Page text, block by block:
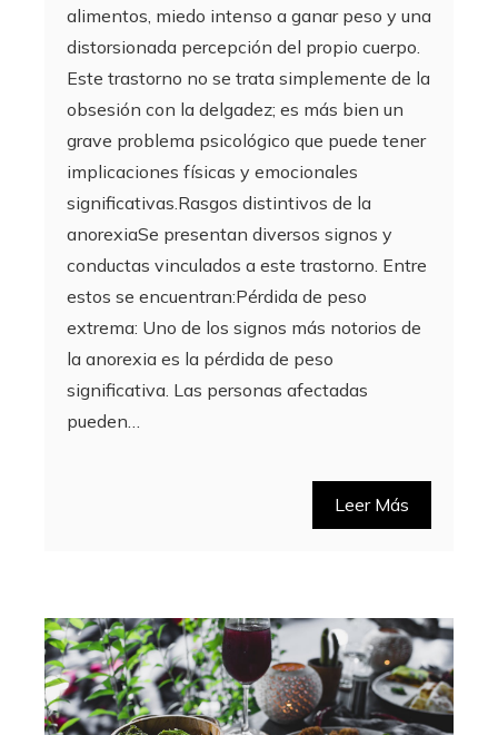
alimentos, miedo intenso a ganar peso y una
distorsionada percepción del propio cuerpo.
Este trastorno no se trata simplemente de la
obsesión con la delgadez; es más bien un
grave problema psicológico que puede tener
implicaciones físicas y emocionales
significativas.Rasgos distintivos de la
anorexiaSe presentan diversos signos y
conductas vinculados a este trastorno. Entre
estos se encuentran:Pérdida de peso
extrema: Uno de los signos más notorios de
la anorexia es la pérdida de peso
significativa. Las personas afectadas
pueden…
Leer Más